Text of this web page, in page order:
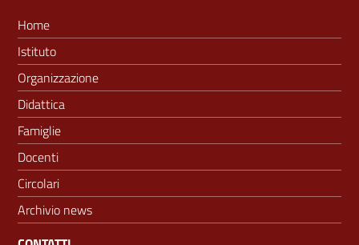
Home
Istituto
Organizzazione
Didattica
Famiglie
Docenti
Circolari
Archivio news